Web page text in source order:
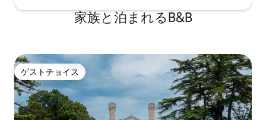
アトラクションの1つにすぎません。 滞在
先から簡単に行ける他の場所、他のアト
雰囲気の両方で非常に重要なビーチであ
り、映画祭でも知られており、9月上旬に
は国際的な映画の多くのスターが集まり
ます。 それから、本土には、リヴィエ
ラ・デル・ブレンタがあり、肥沃な時代
のパッラディアンが存在します。 ヴェネ
のにするために必
スを提供します。
レストランなど、
図が提供されます
家族と泊まれるB&B
ゲストチョイス
ゲストチョイス